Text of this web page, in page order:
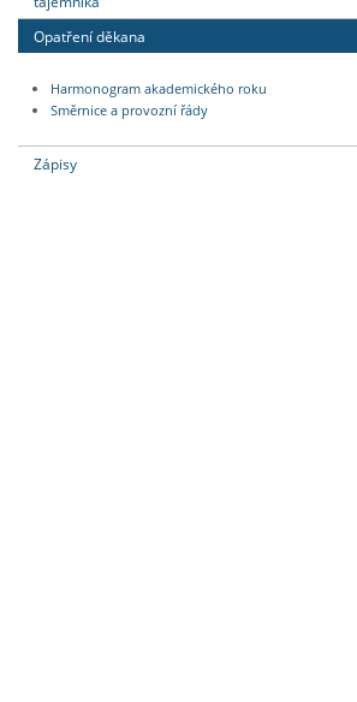
Opatření děkana
Harmonogram akademického roku
Směrnice a provozní řády
Zápisy